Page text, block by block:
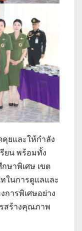
ยและให้กำลัง
ยน พร้อมทั้ง
ษาพิเศษ เขต
ในการดูแลและ
ารพิเศษอย่าง
สร้างคุณภาพ